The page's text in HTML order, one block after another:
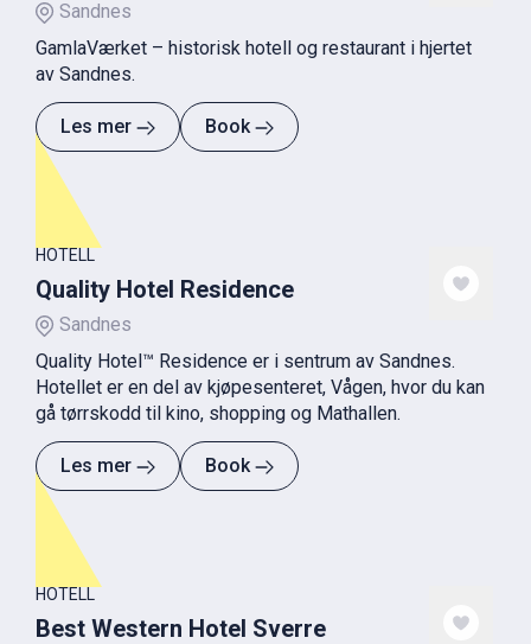
Sandnes
GamlaVærket – historisk hotell og restaurant i hjertet
av Sandnes.
Les mer Book
HOTELL
Quality Hotel Residence
Sandnes
Quality Hotel™ Residence er i sentrum av Sandnes.
Hotellet er en del av kjøpesenteret, Vågen, hvor du kan
gå tørrskodd til kino, shopping og Mathallen.
Les mer Book
HOTELL
Best Western Hotel Sverre